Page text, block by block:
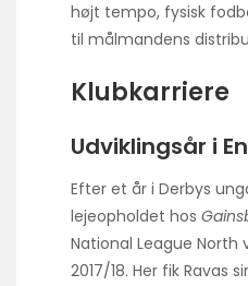
højt tempo, fysisk
til målmandens
Klubkarriere
Udviklingsår i
Efter et år i Derbys
lejeopholdet hos
National League
2017/18. Her fik Ravas